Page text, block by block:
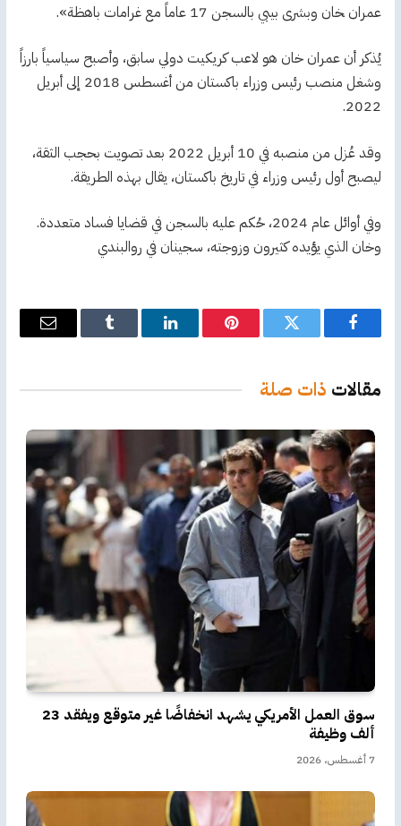
عمران ‍خان وبشرى بيبي بالسجن 17 عاماً مع غرامات باهظة».
يُذكر أن عمران خان هو لاعب كريكيت دولي سابق، وأصبح سياسياً بارزاً
وشغل منصب رئيس وزراء باكستان من أغسطس 2018 إلى أبريل
2022.
وقد عُزل من منصبه في 10 أبريل 2022 بعد تصويت بحجب الثقة،
ليصبح أول رئيس وزراء في تاريخ باكستان، يقال بهذه الطريقة.
وفي أوائل عام 2024، حُكم عليه بالسجن في قضايا فساد متعددة.
وخان الذي يؤيده كثيرون وزوجته، سجينان في روالبندي
فيسبوك تويتر بينتيريستلينكدإن Tumblr
البريد
مقالات ذات صلة
سوق العمل الأمريكي يشهد انخفاضًا غير متوقع ويفقد 23
ألف وظيفة
7 أغسطس، 2026